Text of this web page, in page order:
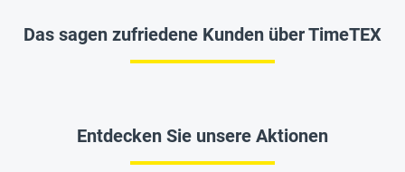
Das sagen zufriedene Kunden über TimeTEX
Entdecken Sie unsere Aktionen